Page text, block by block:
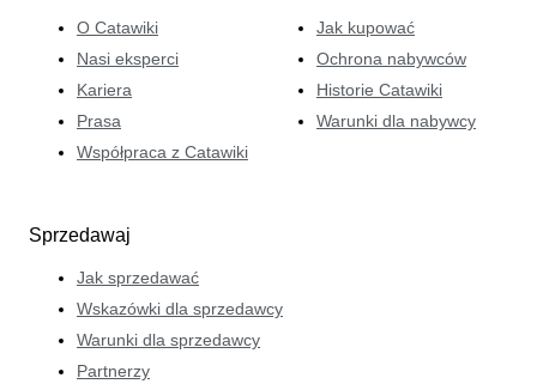
O Catawiki
Nasi eksperci
Kariera
Prasa
Współpraca z Catawiki
Jak kupować
Ochrona nabywców
Historie Catawiki
Warunki dla nabywcy
Sprzedawaj
Jak sprzedawać
Wskazówki dla sprzedawcy
Warunki dla sprzedawcy
Partnerzy